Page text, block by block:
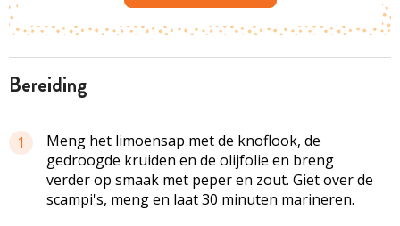
bereiding
1
Meng het limoensap met de knoflook, de
gedroogde kruiden en de olijfolie en breng
verder op smaak met peper en zout. Giet over de
scampi's, meng en laat 30 minuten marineren.